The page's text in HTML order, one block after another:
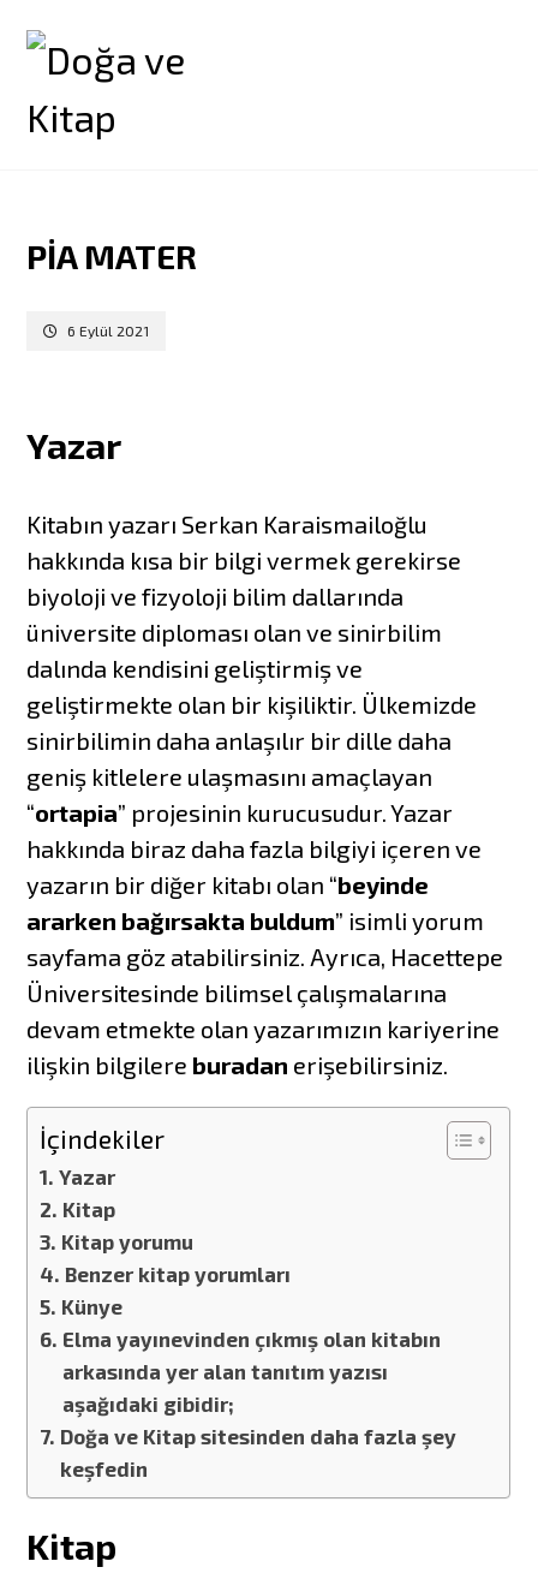
PIA MATER
6 Eylül 2021
Yazar
Kitabın yazarı Serkan Karaismailoğlu
hakkında kısa bir bilgi vermek gerekirse
biyoloji ve fizyoloji bilim dallarında
üniversite diploması olan ve sinirbilim
dalında kendisini geliştirmiş ve
geliştirmekte olan bir kişiliktir. Ülkemizde
sinirbilimin daha anlaşılır bir dille daha
geniş kitlelere ulaşmasını amaçlayan
“ortapia” projesinin kurucusudur. Yazar
hakkında biraz daha fazla bilgiyi içeren ve
yazarın bir diğer kitabı olan “beyinde
ararken bağırsakta buldum” isimli yorum
sayfama göz atabilirsiniz. Ayrıca, Hacettepe
Üniversitesinde bilimsel çalışmalarına
devam etmekte olan yazarımızın kariyerine
ilişkin bilgilere buradan erişebilirsiniz.
İçindekiler
Yazar
Kitap
Kitap yorumu
Benzer kitap yorumları
Künye
Elma yayınevinden çıkmış olan kitabın
arkasında yer alan tanıtım yazısı
aşağıdaki gibidir;
Doğa ve Kitap sitesinden daha fazla şey
keşfedin
Kitap